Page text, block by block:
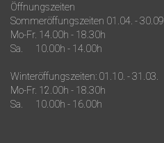
Öffnungszeiten
Sommeröffungszeiten 01.04. - 30.09.
Mo-Fr. 14.00h - 18.30h
Sa. 10.00h - 14.00h
Winteröffungszeiten: 01.10. - 31.03.
Mo-Fr. 12.00h - 18.30h
Sa. 10.00h - 16.00h